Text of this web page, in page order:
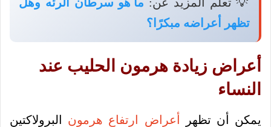
تظهر أعراضه مبكرًا؟
أعراض زيادة هرمون الحليب عند
النساء
يمكن أن تظهر أعراض ارتفاع هرمون البرولاكتين